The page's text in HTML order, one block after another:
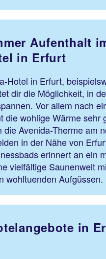
Aufenthalt
in Erfurt
Hotel in Erfurt,
dir die Möglichkeit, in
Vor allem nach
die wohlige Wärme sehr
die Avenida-Therme am
in der Nähe von
erinnert an ein
vielfältige Saunenwelt
wohltuenden Aufgüssen.
in